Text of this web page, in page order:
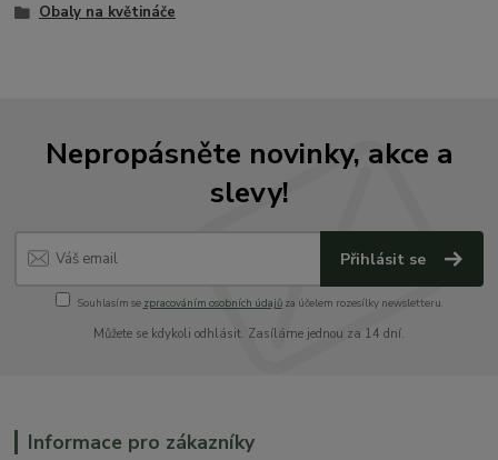
Obaly na květináče
Nepropásněte novinky, akce a
slevy!
Přihlásit se
Souhlasím se zpracováním osobních údajůza účelem rozesílky newsletteru.
Můžete se kdykoli odhlásit. Zasíláme jednou za 14 dní.
Informace pro zákazníky